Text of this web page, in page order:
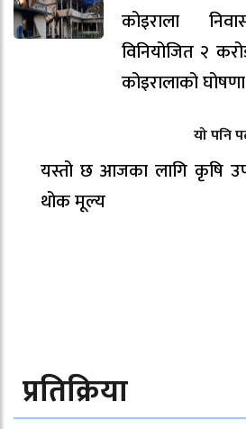
कोइराला
विनियोजित २
कोइरालाको घोषणा
यो पनि
यस्तो छ आजका लागि कृषि
थोक मूल्य
प्रतिक्रिया